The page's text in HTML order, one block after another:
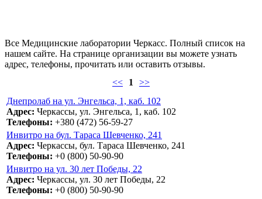
Все Медицинские лаборатории Черкасс. Полный список на
нашем сайте. На странице организации вы можете узнать
адрес, телефоны, прочитать или оставить отзывы.
<<
1 >>
Днепролаб на ул. Энгельса, 1, каб. 102
Адрес: Черкассы, ул. Энгельса, 1, каб. 102
Телефоны: +380 (472) 56-59-27
Инвитро на бул. Тараса Шевченко, 241
Адрес: Черкассы, бул. Тараса Шевченко, 241
Телефоны: +0 (800) 50-90-90
Инвитро на ул. 30 лет Победы, 22
Адрес: Черкассы, ул. 30 лет Победы, 22
Телефоны: +0 (800) 50-90-90